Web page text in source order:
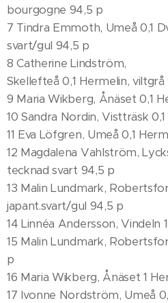
bourgogne 94,5 p
7 Tindra Emmoth, Umeå 0,1
svart/gul 94,5 p
8 Catherine Lindström,
Skellefteå 0,1 Hermelin,
9 Maria Wikberg, Ånäset 0,1
10 Sandra Nordin, Vistträsk
11 Eva Löfgren, Umeå 0,1
12 Magdalena Vahlström,
tecknad svart 94,5 p
13 Malin Lundmark,
japant.svart/gul 94,5 p
14 Linnéa Andersson, Vindeln
15 Malin Lundmark,
p
16 Maria Wikberg, Ånäset 1
17 Ivonne Nordström, Umeå